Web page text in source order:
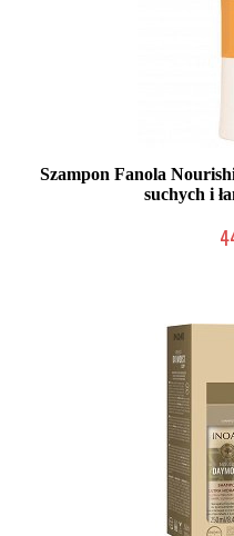
Szampon Fanola
suchych i